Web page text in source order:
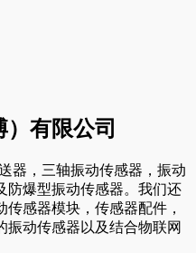
有限公司
器，三轴振动传感器，振动
防爆型振动传感器。我们还
感器模块，传感器配件，
振动传感器以及结合物联网